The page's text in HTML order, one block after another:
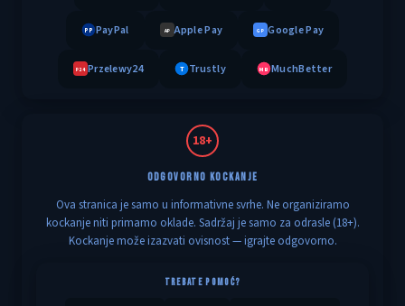
PP PayPal AP Apple Pay GP Google Pay
P24 Przelewy24 T Trustly MB MuchBetter
18+
ODGOVORNO KOCKANJE
Ova stranica je samo u informativne svrhe. Ne organiziramo
kockanje niti primamo oklade. Sadržaj je samo za odrasle (18+).
Kockanje može izazvati ovisnost — igrajte odgovorno.
TREBATE POMOĆ?